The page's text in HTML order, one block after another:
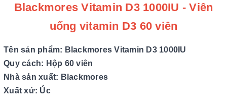
Blackmores Vitamin D3 1000IU - Viên
uống vitamin D3 60 viên
Tên sản phẩm: Blackmores Vitamin D3 1000IU
Quy cách: Hộp 60 viên
Nhà sản xuất: Blackmores
Xuất xứ: Úc